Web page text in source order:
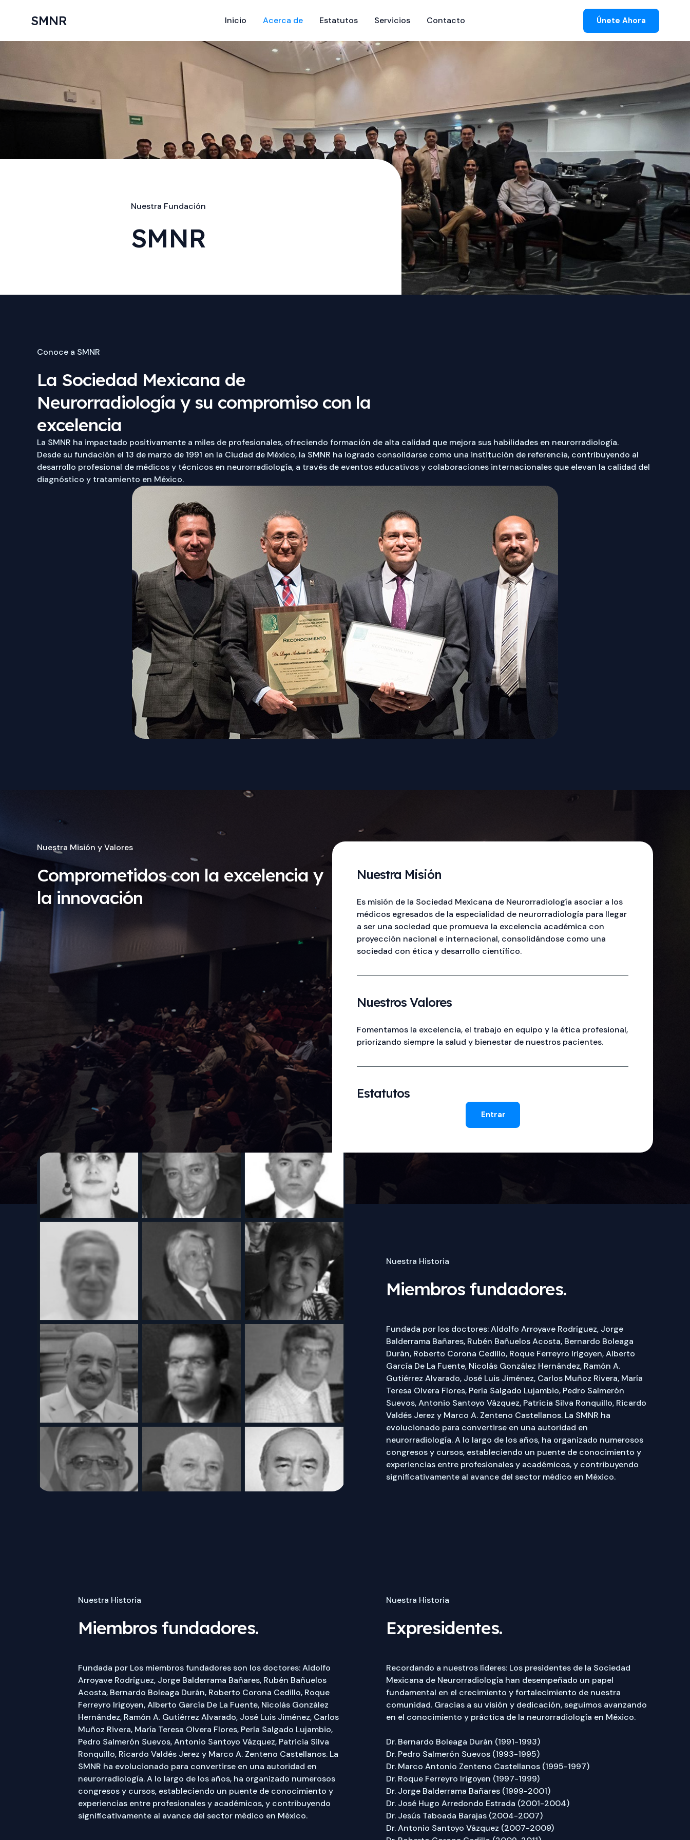
SMNR Inicio Acerca de Estatutos Servicios Contacto Únete Ahora
Nuestra Fundación
SMNR
Conoce a SMNR
La Sociedad Mexicana de
Neurorradiología y su compromiso con la
excelencia
La SMNR ha impactado positivamente a miles de profesionales, ofreciendo formación de alta calidad que mejora sus habilidades en neurorradiología.
Desde su fundación el 13 de marzo de 1991 en la Ciudad de México, la SMNR ha logrado consolidarse como una institución de referencia, contribuyendo al
desarrollo profesional de médicos y técnicos en neurorradiología, a través de eventos educativos y colaboraciones internacionales que elevan la calidad del
diagnóstico y tratamiento en México.
Nuestra Misión y Valores
Comprometidos con la excelencia y
la innovación
Nuestra Misión
Es misión de la Sociedad Mexicana de Neurorradiología asociar a los
médicos egresados de la especialidad de neurorradiología para llegar
a ser una sociedad que promueva la excelencia académica con
proyección nacional e internacional, consolidándose como una
sociedad con ética y desarrollo científico.
Nuestros Valores
Fomentamos la excelencia, el trabajo en equipo y la ética profesional,
priorizando siempre la salud y bienestar de nuestros pacientes.
Estatutos
Entrar
Nuestra Historia
Miembros fundadores.
Fundada por los doctores: Aldolfo Arroyave Rodríguez, Jorge
Balderrama Bañares, Rubén Bañuelos Acosta, Bernardo Boleaga
Durán, Roberto Corona Cedillo, Roque Ferreyro Irigoyen, Alberto
García De La Fuente, Nicolás González Hernández, Ramón A.
Gutiérrez Alvarado, José Luis Jiménez, Carlos Muñoz Rivera, María
Teresa Olvera Flores, Perla Salgado Lujambio, Pedro Salmerón
Suevos, Antonio Santoyo Vázquez, Patricia Silva Ronquillo, Ricardo
Valdés Jerez y Marco A. Zenteno Castellanos. La SMNR ha
evolucionado para convertirse en una autoridad en
neurorradiología. A lo largo de los años, ha organizado numerosos
congresos y cursos, estableciendo un puente de conocimiento y
experiencias entre profesionales y académicos, y contribuyendo
significativamente al avance del sector médico en México.
Nuestra Historia
Miembros fundadores.
Fundada por Los miembros fundadores son los doctores: Aldolfo
Arroyave Rodríguez, Jorge Balderrama Bañares, Rubén Bañuelos
Acosta, Bernardo Boleaga Durán, Roberto Corona Cedillo, Roque
Ferreyro Irigoyen, Alberto García De La Fuente, Nicolás González
Hernández, Ramón A. Gutiérrez Alvarado, José Luis Jiménez, Carlos
Muñoz Rivera, María Teresa Olvera Flores, Perla Salgado Lujambio,
Pedro Salmerón Suevos, Antonio Santoyo Vázquez, Patricia Silva
Ronquillo, Ricardo Valdés Jerez y Marco A. Zenteno Castellanos. La
SMNR ha evolucionado para convertirse en una autoridad en
neurorradiología. A lo largo de los años, ha organizado numerosos
congresos y cursos, estableciendo un puente de conocimiento y
experiencias entre profesionales y académicos, y contribuyendo
significativamente al avance del sector médico en México.
Nuestra Historia
Expresidentes.
Recordando a nuestros líderes: Los presidentes de la Sociedad
Mexicana de Neurorradiología han desempeñado un papel
fundamental en el crecimiento y fortalecimiento de nuestra
comunidad. Gracias a su visión y dedicación, seguimos avanzando
en el conocimiento y práctica de la neurorradiología en México.
Dr. Bernardo Boleaga Durán (1991-1993)
Dr. Pedro Salmerón Suevos (1993-1995)
Dr. Marco Antonio Zenteno Castellanos (1995-1997)
Dr. Roque Ferreyro Irigoyen (1997-1999)
Dr. Jorge Balderrama Bañares (1999-2001)
Dr. José Hugo Arredondo Estrada (2001-2004)
Dr. Jesús Taboada Barajas (2004-2007)
Dr. Antonio Santoyo Vázquez (2007-2009)